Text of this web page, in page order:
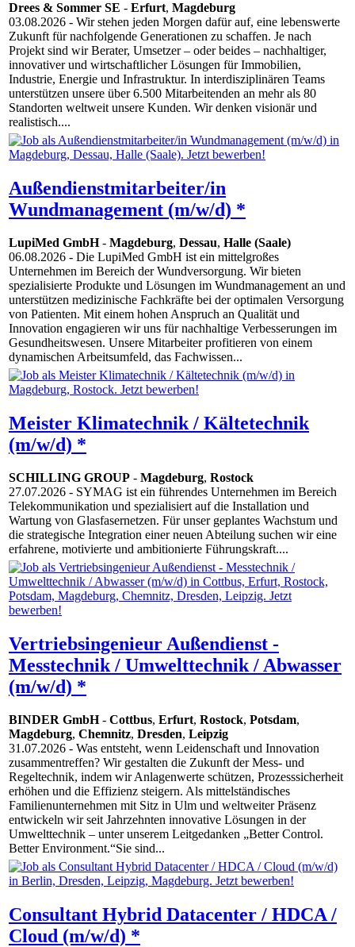
Drees & Sommer SE - Erfurt, Magdeburg
03.08.2026 - Wir stehen jeden Morgen dafür auf, eine lebenswerte
Zukunft für nachfolgende Generationen zu schaffen. Je nach
Projekt sind wir Berater, Umsetzer – oder beides – nachhaltiger,
innovativer und wirtschaftlicher Lösungen für Immobilien,
Industrie, Energie und Infrastruktur. In interdisziplinären Teams
unterstützen unsere über 6.500 Mitarbeitenden an mehr als 80
Standorten weltweit unsere Kunden. Wir denken visionär und
realistisch....
Außendienstmitarbeiter/in
Wundmanagement (m/w/d) *
LupiMed GmbH- Magdeburg, Dessau, Halle (Saale)
06.08.2026 - Die LupiMed GmbH ist ein mittelgroßes
Unternehmen im Bereich der Wundversorgung. Wir bieten
spezialisierte Produkte und Lösungen im Wundmanagement an und
unterstützen medizinische Fachkräfte bei der optimalen Versorgung
von Patienten. Mit einem hohen Anspruch an Qualität und
Innovation engagieren wir uns für nachhaltige Verbesserungen im
Gesundheitswesen. Unsere Mitarbeiter profitieren von einem
dynamischen Arbeitsumfeld, das Fachwissen...
Meister Klimatechnik / Kältetechnik
(m/w/d) *
SCHILLING GROUP - Magdeburg, Rostock
27.07.2026 - SYMAG ist ein führendes Unternehmen im Bereich
Telekommunikation und spezialisiert auf die Installation und
Wartung von Glasfasernetzen. Für unser geplantes Wachstum und
die strategische Integration einer neuen Abteilung suchen wir eine
erfahrene, motivierte und ambitionierte Führungskraft....
Vertriebsingenieur Außendienst -
Messtechnik / Umwelttechnik / Abwasser
(m/w/d) *
BINDER GmbH- Cottbus, Erfurt, Rostock, Potsdam,
Magdeburg, Chemnitz, Dresden, Leipzig
31.07.2026 - Was entsteht, wenn Leidenschaft und Innovation
zusammentreffen? Wir gestalten die Zukunft der Mess- und
Regeltechnik, indem wir Anlagenwerte schützen, Prozesssicherheit
erhöhen und die Effizienz steigern. Als mittelständisches
Familienunternehmen mit Sitz in Ulm und weltweiter Präsenz
entwickeln wir seit Jahrzehnten innovative Lösungen in der
Umwelttechnik – unter unserem Leitgedanken „Better Control.
Better Environment.“Sie sind...
Consultant Hybrid Datacenter / HDCA /
Cloud (m/w/d) *